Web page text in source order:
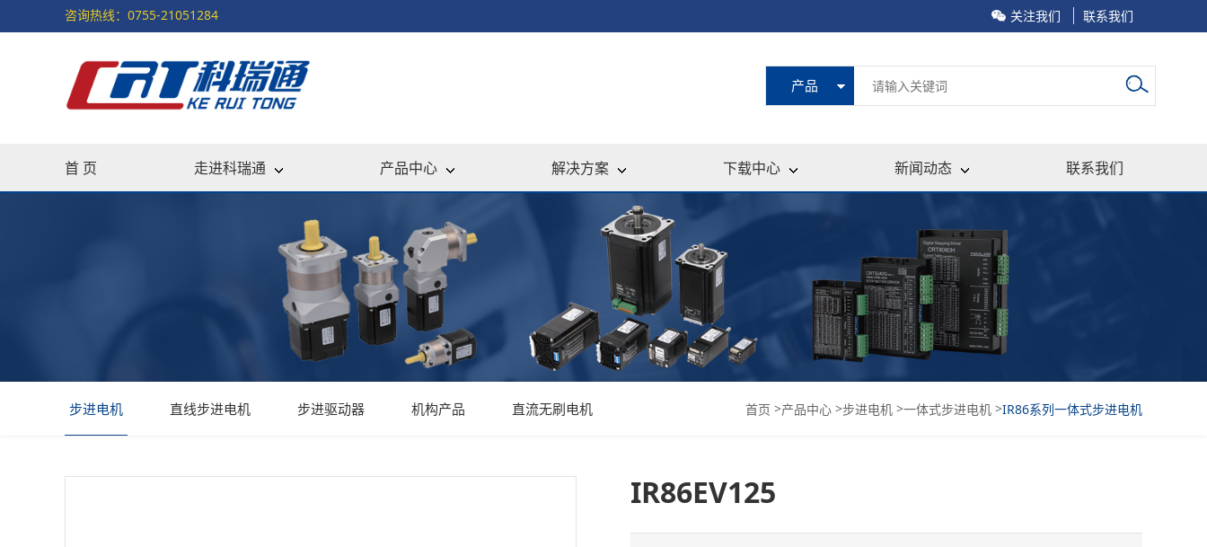
咨询热线：0755-21051284 关注我们 联系我们
产品
首 页 走进科瑞通 产品中心 解决方案 下载中心 新闻动态 联系我们
步进电机 直线步进电机 步进驱动器 机构产品 直流无刷电机 首页 >产品中心 >步进电机 >一体式步进电机 >IR86系列一体式步进电机
IR86EV125